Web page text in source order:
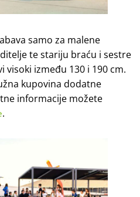
samo za malene
te stariju braću i sestre
visoki između 130 i 190 cm.
kupovina dodatne
informacije možete
.